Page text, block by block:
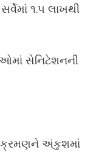
૧.૫ લાખથી
સેનિટેશનની
સંક્રમણને અંકુશમાં